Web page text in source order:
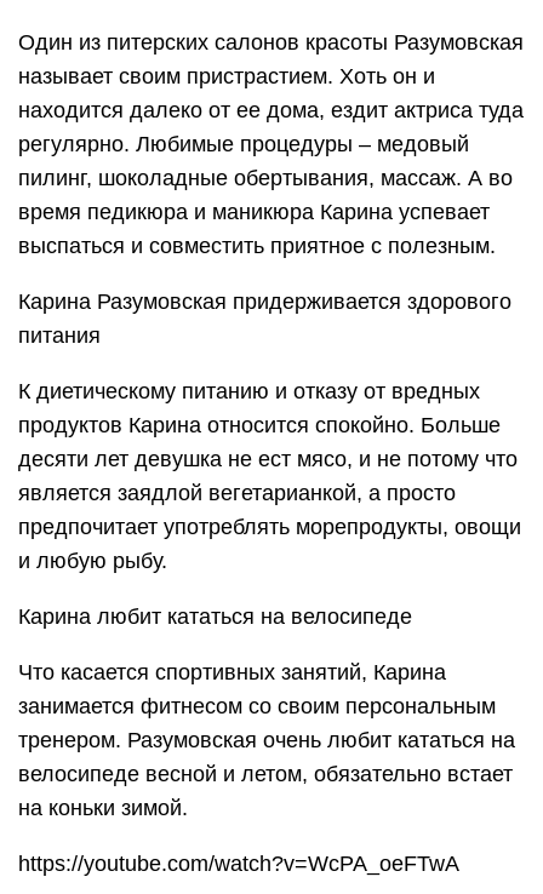
Один из питерских салонов красоты Разумовская
называет своим пристрастием. Хоть он и
находится далеко от ее дома, ездит актриса туда
регулярно. Любимые процедуры – медовый
пилинг, шоколадные обертывания, массаж. А во
время педикюра и маникюра Карина успевает
выспаться и совместить приятное с полезным.
Карина Разумовская придерживается здорового
питания
К диетическому питанию и отказу от вредных
продуктов Карина относится спокойно. Больше
десяти лет девушка не ест мясо, и не потому что
является заядлой вегетарианкой, а просто
предпочитает употреблять морепродукты, овощи
и любую рыбу.
Карина любит кататься на велосипеде
Что касается спортивных занятий, Карина
занимается фитнесом со своим персональным
тренером. Разумовская очень любит кататься на
велосипеде весной и летом, обязательно встает
на коньки зимой.
https://youtube.com/watch?v=WcPA_oeFTwA